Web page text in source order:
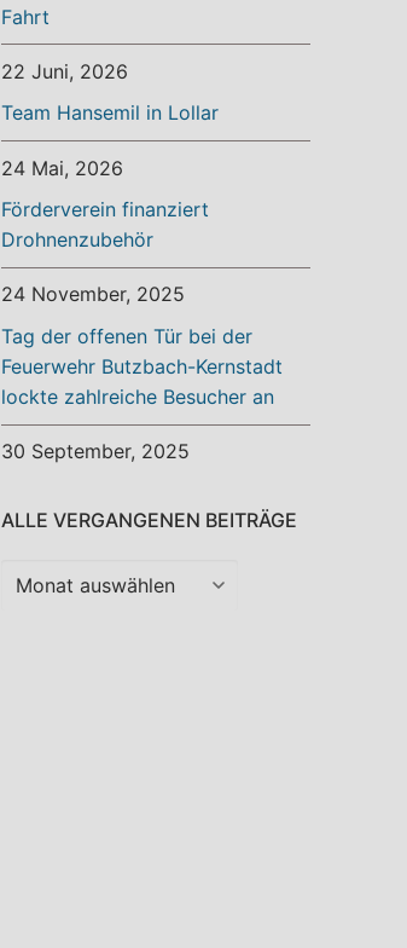
Fahrt
22 Juni, 2026
Team Hansemil in Lollar
24 Mai, 2026
Förderverein finanziert
Drohnenzubehör
24 November, 2025
Tag der offenen Tür bei der
Feuerwehr Butzbach-Kernstadt
lockte zahlreiche Besucher an
30 September, 2025
ALLE VERGANGENEN BEITRÄGE
Alle